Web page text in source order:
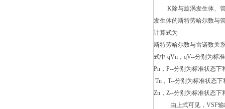
K除与旋涡发生体、管
发生体的斯特劳哈尔数与
计算式为
斯特劳哈尔数与雷诺数关
式中 qVn，qV--分别为标
Pn，P--分别为标准状态下
Tn，T--分别为标准状态
Zn，Z--分别为标准状态下
由上式可见，VSF输出